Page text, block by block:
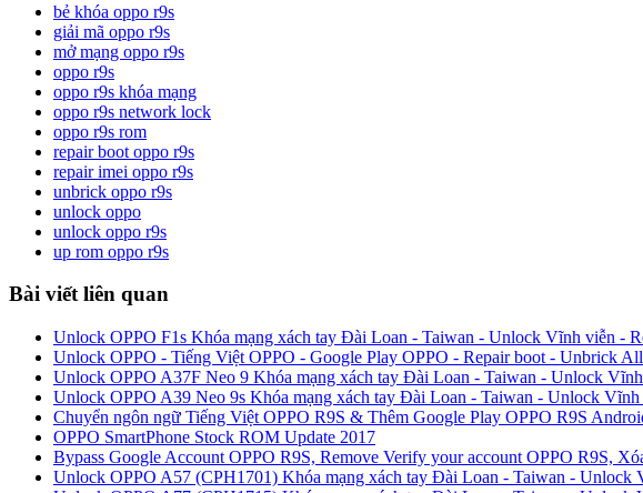
bẻ khóa oppo r9s
giải mã oppo r9s
mở mạng oppo r9s
oppo r9s
oppo r9s khóa mạng
oppo r9s network lock
oppo r9s rom
repair boot oppo r9s
repair imei oppo r9s
unbrick oppo r9s
unlock oppo
unlock oppo r9s
up rom oppo r9s
Bài viết liên quan
Unlock OPPO F1s Khóa mạng xách tay Đài Loan - Taiwan - Unlock Vĩnh viễn -
Unlock OPPO - Tiếng Việt OPPO - Google Play OPPO - Repair boot - Unbrick
Unlock OPPO A37F Neo 9 Khóa mạng xách tay Đài Loan - Taiwan - Unlock
Unlock OPPO A39 Neo 9s Khóa mạng xách tay Đài Loan - Taiwan - Unlock
Chuyển ngôn ngữ Tiếng Việt OPPO R9S & Thêm Google Play OPPO R9S
OPPO SmartPhone Stock ROM Update 2017
Bypass Google Account OPPO R9S, Remove Verify your account OPPO R9S,
Unlock OPPO A57 (CPH1701) Khóa mạng xách tay Đài Loan - Taiwan - Unlock